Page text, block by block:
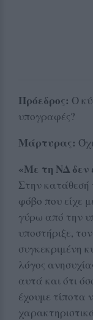
Πρόεδρος: Ο
υπογραφές?
Μάρτυρας:
«Με τη ΝΔ δεν
Στην κατάθεσή
φόβο που είχε
γύρω από την
υποστήριξε,
συγκεκριμένη
λόγος
αυτά και ότι
έχουμε τίποτα